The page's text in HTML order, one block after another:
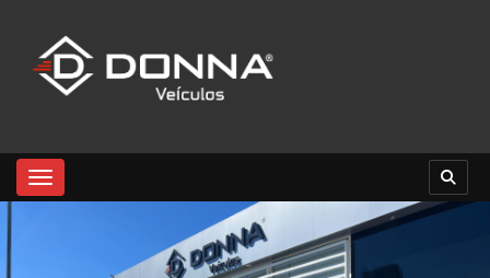
Toggle navigation